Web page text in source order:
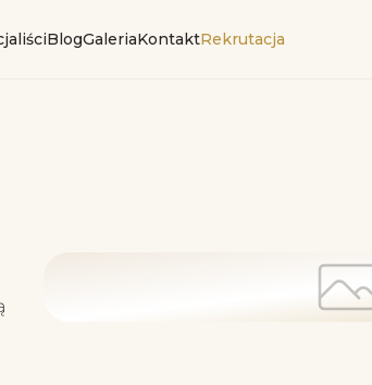
BlogGaleriaKontaktRekrutacja